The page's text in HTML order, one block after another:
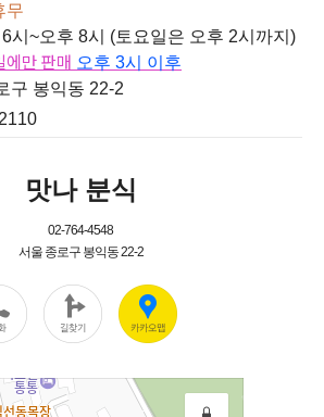
무
후 8시 (토요일은 오후 2시까지)
에만 판매 오후 3시 이후
구 봉익동 22-2